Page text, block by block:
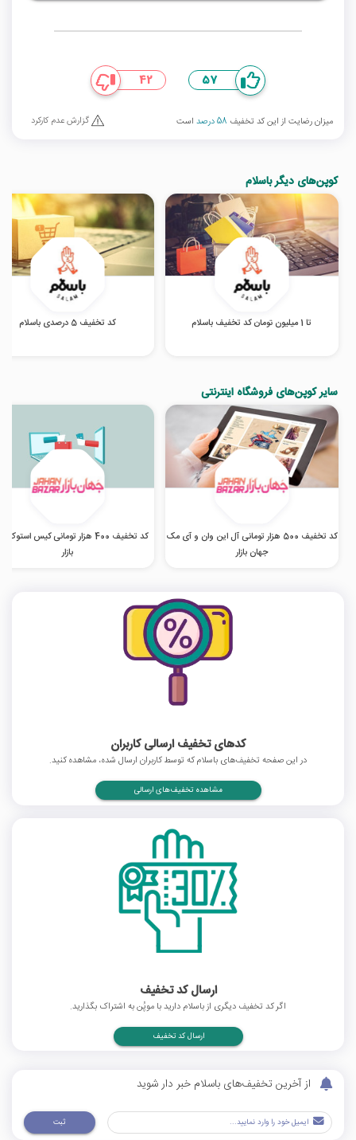
57
42
میزان رضایت از این کد تخفیف 58 درصد است گزارش عدم کارکرد
کوپن‌های دیگر باسلام
تا 1 میلیون تومان کد تخفیف باسلام کد تخفیف 5 درصدی باسلام
سایر کوپن‌های فروشگاه اینترنتی
کد تخفیف 500 هزار تومانی آل این وان و آی مک
جهان بازار
کد تخفیف 400 هزار تومانی کیس
بازار
کدهای تخفیف ارسالی کاربران
در این صفحه تخفیف‌های باسلام که توسط کاربران ارسال شده، مشاهده کنید.
مشاهده تخفیف‌های ارسالی
ارسال کد تخفیف
اگر کد تخفیف دیگری از باسلام دارید با موپُن به اشتراک بگذارید.
ارسال کد تخفیف
از آخرین تخفیف‌های باسلام خبر دار شوید
ثبت